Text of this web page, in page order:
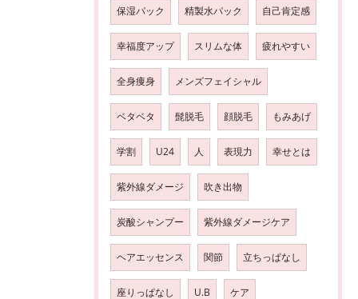
保湿パック 精製水パック 自己肯定感
幸福度アップ スリムな体 疲れやすい
全身痩身 メンズフェイシャル
ベタベタ 髭脱毛 顔脱毛 もみあげ
学割 U24 人 表現力 幸せとは
紫外線ダメージ 吹き出物
炭酸シャンプー 紫外線ダメージケア
ヘアエッセンス 関節 立ちっぱなし
座りっぱなし U.B ケア